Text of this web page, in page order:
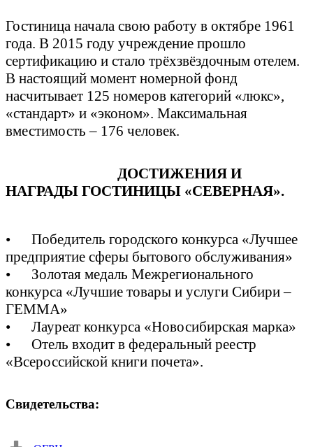
Гостиница начала свою работу в октябре 1961
года. В 2015 году учреждение прошло
сертификацию и стало трёхзвёздочным отелем.
В настоящий момент номерной фонд
насчитывает 125 номеров категорий «люкс»,
«стандарт» и «эконом». Максимальная
вместимость – 176 человек.
ДОСТИЖЕНИЯ И
НАГРАДЫ ГОСТИНИЦЫ «СЕВЕРНАЯ».
• Победитель городского конкурса «Лучшее
предприятие сферы бытового обслуживания»
• Золотая медаль Межрегионального
конкурса «Лучшие товары и услуги Сибири –
ГЕММА»
• Лауреат конкурса «Новосибирская марка»
• Отель входит в федеральный реестр
«Всероссийской книги почета».
Свидетельства: